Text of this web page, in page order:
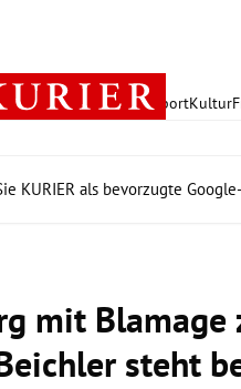
PolitikWirtschaft SportKultur
KURIER als bevorzugte
mit Blamage
steht